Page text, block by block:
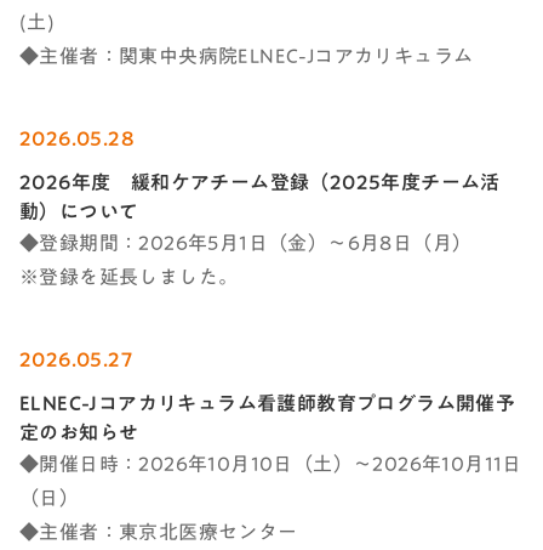
(土)
◆主催者：関東中央病院ELNEC-Jコアカリキュラム
2026.05.28
2026年度 緩和ケアチーム登録（2025年度チーム活
動）について​
◆登録期間：2026年5月1日（金）～6月8日（月）
※登録を延長しました。
2026.05.27
ELNEC-Jコアカリキュラム看護師教育プログラム開催予
定のお知らせ
◆開催日時：2026年10月10日（土）～2026年10月11日
（日）
◆主催者：東京北医療センター